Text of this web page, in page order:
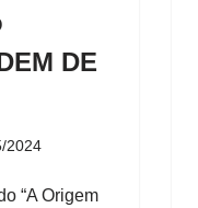
DE
2024
“A Origem